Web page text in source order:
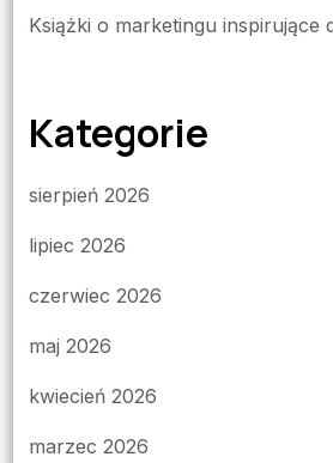
Książki o marketingu inspirujące
Kategorie
sierpień 2026
lipiec 2026
czerwiec 2026
maj 2026
kwiecień 2026
marzec 2026